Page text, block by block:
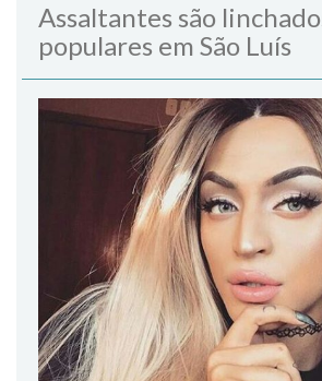
Assaltantes são
populares em São Luís